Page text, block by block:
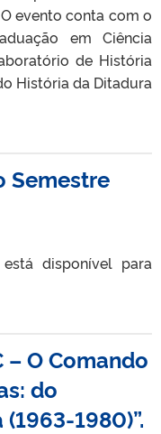
evento conta com o
em Ciência
de História
História da Ditadura
Semestre
disponível para
– O Comando
do
1980)”.